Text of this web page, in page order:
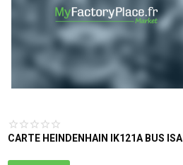
CARTE HEINDENHAIN IK121A BUS ISA